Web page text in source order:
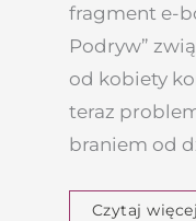
fragment e-
Podryw”
od kobiety
teraz
braniem od
Czytaj